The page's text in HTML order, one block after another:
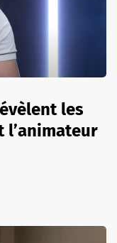
les
l’animateur